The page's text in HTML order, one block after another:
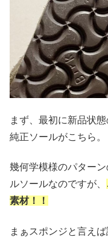
まず、最初に新品状
純正ソールがこちら。
幾何学模様のパター
ルソールなのですが、
素材！！
まぁスポンジと言えば